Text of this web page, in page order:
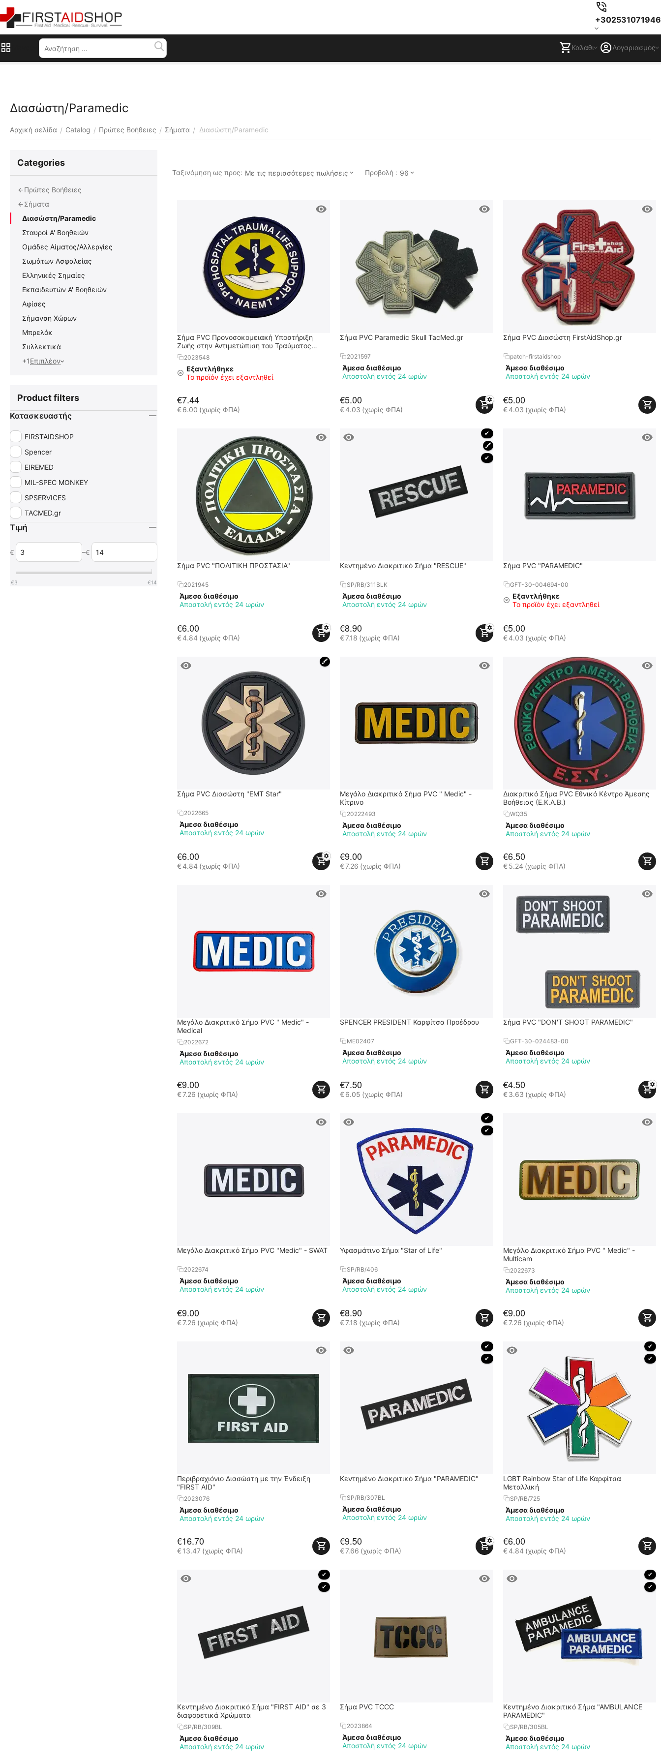
+302531071946
Καλάθι Λογαριασμός
Διασώστη/Paramedic
Αρχική σελίδα / Catalog / Πρώτες Βοήθειες / Σήματα / Διασώστη/Paramedic
Ταξινόμηση ως προς: Με τις περισσότερες πωλήσεις Προβολή : 96
Σήμα PVC Προνοσοκομειακή Υποστήριξη
Ζωής στην Αντιμετώπιση του Τραύματος
(PHTLS)
2023548
Εξαντλήθηκε
Το προϊόν έχει εξαντληθεί
€7.44
€6.00 (χωρίς ΦΠΑ)
Σήμα PVC Paramedic Skull TacMed.gr
2021597
Άμεσα διαθέσιμο
Αποστολή εντός 24 ωρών
€5.00
€4.03 (χωρίς ΦΠΑ)
Σήμα PVC Διασώστη FirstAidShop.gr
patch-firstaidshop
Άμεσα διαθέσιμο
Αποστολή εντός 24 ωρών
€5.00
€4.03 (χωρίς ΦΠΑ)
Σήμα PVC "ΠΟΛΙΤΙΚΗ ΠΡΟΣΤΑΣΙΑ"
2021945
Άμεσα διαθέσιμο
Αποστολή εντός 24 ωρών
€6.00
€4.84 (χωρίς ΦΠΑ)
✔
🖍
✔
Κεντημένο Διακριτικό Σήμα "RESCUE"
SP/RB/311BLK
Άμεσα διαθέσιμο
Αποστολή εντός 24 ωρών
€8.90
€7.18 (χωρίς ΦΠΑ)
Σήμα PVC "PARAMEDIC"
GFT-30-004694-00
Εξαντλήθηκε
Το προϊόν έχει εξαντληθεί
€5.00
€4.03 (χωρίς ΦΠΑ)
🖍
Σήμα PVC Διασώστη "EMT Star"
2022665
Άμεσα διαθέσιμο
Αποστολή εντός 24 ωρών
€6.00
€4.84 (χωρίς ΦΠΑ)
Μεγάλο Διακριτικό Σήμα PVC " Medic" -
Κίτρινο
20222493
Άμεσα διαθέσιμο
Αποστολή εντός 24 ωρών
€9.00
€7.26 (χωρίς ΦΠΑ)
Διακριτικό Σήμα PVC Εθνικό Κέντρο Άμεσης
Βοήθειας (Ε.Κ.Α.Β.)
WQ35
Άμεσα διαθέσιμο
Αποστολή εντός 24 ωρών
€6.50
€5.24 (χωρίς ΦΠΑ)
Μεγάλο Διακριτικό Σήμα PVC " Medic" -
Medical
2022672
Άμεσα διαθέσιμο
Αποστολή εντός 24 ωρών
€9.00
€7.26 (χωρίς ΦΠΑ)
SPENCER PRESIDENT Καρφίτσα Προέδρου
ME02407
Άμεσα διαθέσιμο
Αποστολή εντός 24 ωρών
€7.50
€6.05 (χωρίς ΦΠΑ)
Σήμα PVC "DON'T SHOOT PARAMEDIC"
GFT-30-024483-00
Άμεσα διαθέσιμο
Αποστολή εντός 24 ωρών
€4.50
€3.63 (χωρίς ΦΠΑ)
Μεγάλο Διακριτικό Σήμα PVC "Medic" - SWAT
2022674
Άμεσα διαθέσιμο
Αποστολή εντός 24 ωρών
€9.00
€7.26 (χωρίς ΦΠΑ)
✔
✔
Υφασμάτινο Σήμα "Star of Life"
SP/RB/406
Άμεσα διαθέσιμο
Αποστολή εντός 24 ωρών
€8.90
€7.18 (χωρίς ΦΠΑ)
Μεγάλο Διακριτικό Σήμα PVC " Medic" -
Multicam
2022673
Άμεσα διαθέσιμο
Αποστολή εντός 24 ωρών
€9.00
€7.26 (χωρίς ΦΠΑ)
Περιβραχιόνιο Διασώστη με την Ένδειξη
"FIRST AID"
2023076
Άμεσα διαθέσιμο
Αποστολή εντός 24 ωρών
€16.70
€13.47 (χωρίς ΦΠΑ)
✔
✔
Κεντημένο Διακριτικό Σήμα "PARAMEDIC"
SP/RB/307BL
Άμεσα διαθέσιμο
Αποστολή εντός 24 ωρών
€9.50
€7.66 (χωρίς ΦΠΑ)
✔
✔
LGBT Rainbow Star of Life Καρφίτσα
Μεταλλική
SP/RB/725
Άμεσα διαθέσιμο
Αποστολή εντός 24 ωρών
€6.00
€4.84 (χωρίς ΦΠΑ)
✔
✔
Κεντημένο Διακριτικό Σήμα "FIRST AID" σε 3
διαφορετικά Χρώματα
SP/RB/309BL
Άμεσα διαθέσιμο
Αποστολή εντός 24 ωρών
Σήμα PVC TCCC
2023864
Άμεσα διαθέσιμο
Αποστολή εντός 24 ωρών
✔
✔
Κεντημένο Διακριτικό Σήμα "AMBULANCE
PARAMEDIC"
SP/RB/305BL
Άμεσα διαθέσιμο
Αποστολή εντός 24 ωρών
Сategories
Πρώτες Βοήθειες
Σήματα
Διασώστη/Paramedic
Σταυροί Α' Βοηθειών
Ομάδες Αίματος/Αλλεργίες
Σωμάτων Ασφαλείας
Ελληνικές Σημαίες
Εκπαιδευτών Α' Βοηθειών
Αφίσες
Σήμανση Χώρων
Μπρελόκ
Συλλεκτικά
+1Επιπλέον
Product filters
Κατασκευαστής
FIRSTAIDSHOP
Spencer
EIREMED
MIL-SPEC MONKEY
SPSERVICES
TACMED.gr
Τιμή
€ –€
€3 €14